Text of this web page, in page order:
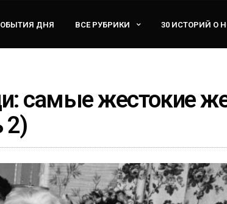
ДНЯ ВСЕ РУБРИКИ 30 ИСТОРИЙ О
самые жестокие
2)